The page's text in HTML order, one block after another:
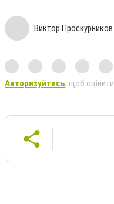
Виктор Проскурников
Авторизуйтесь, щоб оцінити